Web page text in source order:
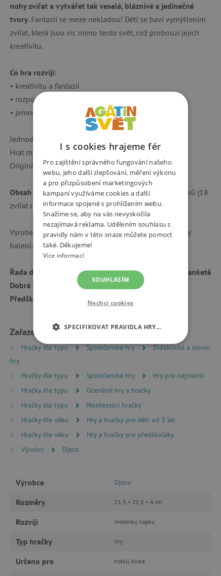
nohy zvířat a vytvářet tak veselé, bláznivé a jedinečné
tvory. Fantazii se meze nekladou! Děti se baví vymýšlením
zvířat, která jsou víc mimo tento svět, což probouzí jejich
kreativitu.
Co hra rozvíjí:
• kreativitu a fantazii
• rozpoznávání tvarů a částí těla
• jemnou motoriku a pozornost
Jednoduchá pravidla a okamžitá zábava.
Hrát může jedno dítě nebo celá rodina.
Originální ilustrace zvířátek v pop-artovém stylu.
Obsah balení:pevná herní deska, 54 kartonových dílků (18
zvířat rozdělených na 3 části).
Vyrobeno z papíru a kartonu s certifikací FSC. Rozměry
balení: 21,5 × 21,5 × 4 cm.
Řada didaktických her Eduludo se pyšní oceněním v anketě
Dobrá hračka 2025, kde získala 2. místo v kategorii
Předškoláci 🥈.
Zařazeno v kategoriích
Hračky dle typu Společenské hry
Didaktické a slovní
hry
Hračky dle typu
Společenské hry
Hry pro nejmenší
Hračky dle typu
Oceněné hry a hračky
Hračky dle typu
Montessori hračky
Hračky dle věku
Hry a hračky pro děti od 3 let
Hračky dle věku
Hry a hračky pro předškoláky
Výrobci
Djeco
Výrobce Djeco
Rozměry 21,5 × 21,5 × 4 cm
Rozvíjí motoriku, logiku
Typ hračky hry
Určeno pro holku, kluka
I s cookies hrajeme fér
Pro zajištění správného fungování našeho
webu, jeho další zlepšování, měření výkonu
a pro přizpůsobení marketingových
kampaní využíváme cookies a další
informace spojené s prohlížením webu.
Snažíme se, aby na vás nevyskočila
nezajímavá reklama. Udělením souhlasu s
pravidly nám v této snaze můžete pomoct
také. Děkujeme!
Více informací
SOUHLASÍM
Nechci cookies
SPECIFIKOVAT PRAVIDLA HRY…
NEZBYTNĚ NUTNÉ COOKIES
ANALYTICKÉ COOKIES
MARKETINGOVÉ COOKIES
FUNKČNÍ SOUBORY
přihlášení uživatele a správa účtu. Webové
cookie správně používat.
Název